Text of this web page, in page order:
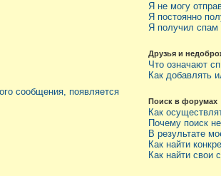
сообщения, появляется
Я не могу
Я постоянно
Я получил спам
Друзья и
Что означают
Как добавлять
Поиск в форумах
Как
Почему поиск
В результате
Как найти
Как найти свои